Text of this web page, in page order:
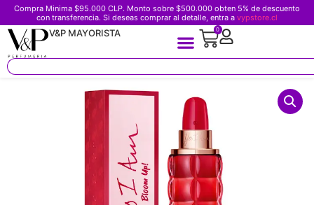
Compra Minima $95.000 CLP. Monto sobre $500.000 obten 5% de descuento
con transferencia. Si deseas comprar al detalle, entra a vypstore.cl
V&P MAYORISTA 0